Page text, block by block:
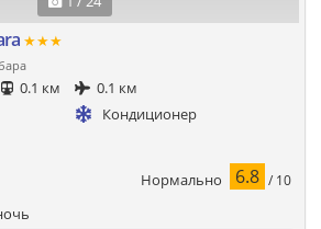
★★★
0.1 км
0.1 км
Кондиционер
Нормально 6.8 / 10